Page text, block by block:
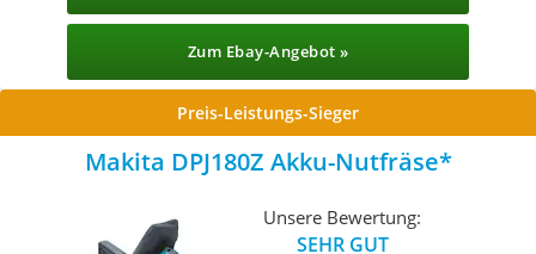
Zum Ebay-Angebot »
Preis-Leistungs-Sieger
Makita DPJ180Z Akku-Nutfräse
Unsere Bewertung:
SEHR GUT